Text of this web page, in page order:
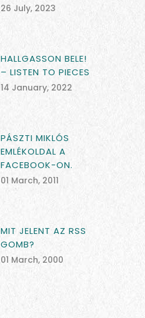
26 July, 2023
HALLGASSON BELE!
– LISTEN TO PIECES
14 January, 2022
PÁSZTI MIKLÓS
EMLÉKOLDAL A
FACEBOOK-ON.
01 March, 2011
MIT JELENT AZ RSS
GOMB?
01 March, 2000